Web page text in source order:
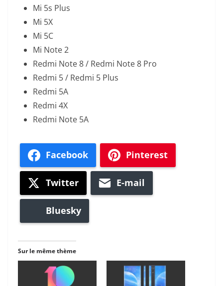
Mi 5s Plus
Mi 5X
Mi 5C
Mi Note 2
Redmi Note 8 / Redmi Note 8 Pro
Redmi 5 / Redmi 5 Plus
Redmi 5A
Redmi 4X
Redmi Note 5A
Facebook Pinterest
Twitter E-mail
Bluesky
Sur le même thème